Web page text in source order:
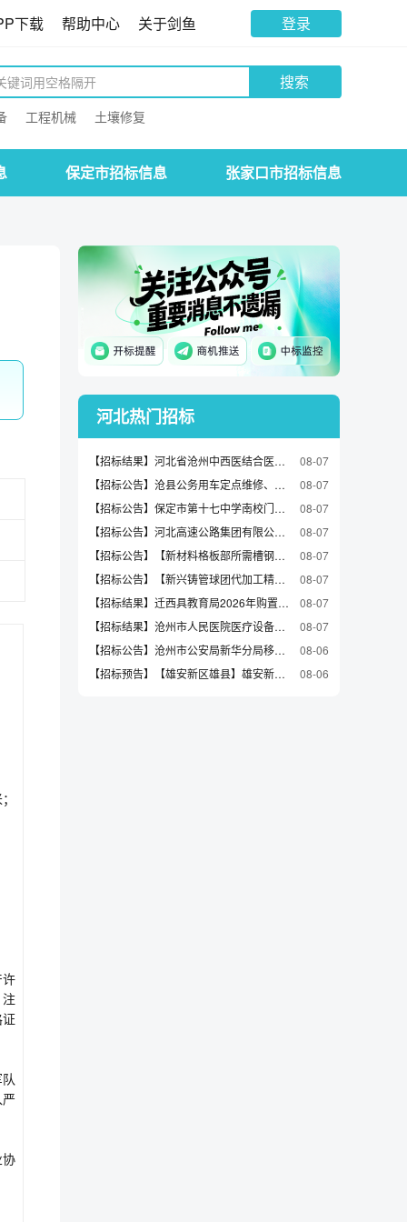
下载 帮助中心 关于剑鱼 登录
搜索
工程机械 土壤修复
保定市招标信息 张家口市招标信息
河北热门招标
【招标结果】河北省沧州中西医结合医院液氧供应服务项目中标公告
08-07
【招标公告】沧县公务用车定点维修、定点保险、定点加油项目采购招标公告
08-07
【招标公告】保定市第十七中学南校门及校园民国老校门复建工程招标公告
08-07
【招标公告】河北高速公路集团有限公司2026年机电养护工程施工（第一批）招标公告
08-07
【招标公告】【新材料格板部所需槽钢采购】采购公告
08-07
【招标公告】【新兴铸管球团代加工精粉采购0806】采购公告
08-07
【招标结果】迁西具教育局2026年购置第二幼儿园等园所玩教县项目（一）询价成交公告
08-07
【招标结果】沧州市人民医院医疗设备更新购置项目（一）03包、04包中标公告（三次）
08-07
【招标公告】沧州市公安局新华分局移动警务终端服务采购项目（三次）招标公告
08-06
【招标预告】【雄安新区雄县】雄安新区雄县组团供水设施更新改造工程（二期）监理预公示（含招标文件）
08-06